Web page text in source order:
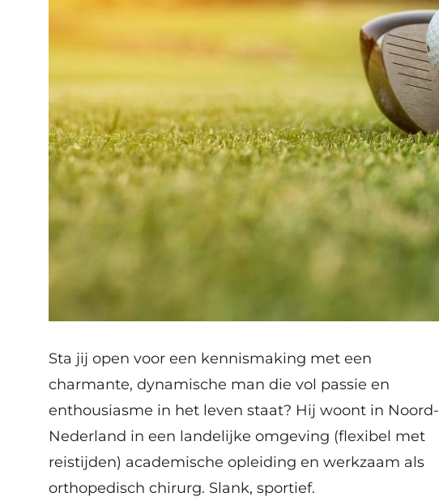
Sta jij open voor een kennismaking met een
charmante, dynamische man die vol passie en
enthousiasme in het leven staat? Hij woont in Noord-
Nederland in een landelijke omgeving (flexibel met
reistijden) academische opleiding en werkzaam als
orthopedisch chirurg. Slank, sportief.